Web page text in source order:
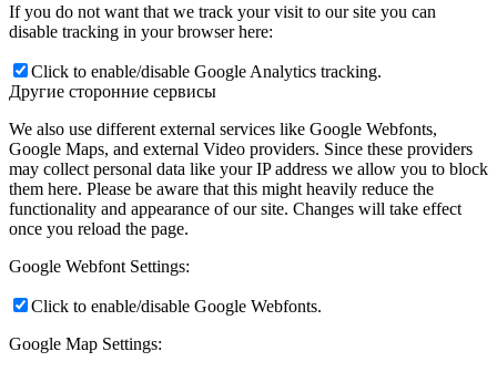
If you do not want that we track your visit to our site you can
disable tracking in your browser here:
Click to enable/disable Google Analytics tracking.
Другие сторонние сервисы
We also use different external services like Google Webfonts,
Google Maps, and external Video providers. Since these providers
may collect personal data like your IP address we allow you to block
them here. Please be aware that this might heavily reduce the
functionality and appearance of our site. Changes will take effect
once you reload the page.
Google Webfont Settings:
Click to enable/disable Google Webfonts.
Google Map Settings: